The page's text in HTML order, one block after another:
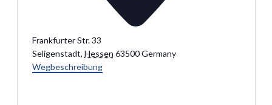
Frankfurter Str. 33
Seligenstadt, Hessen 63500 Germany
Wegbeschreibung